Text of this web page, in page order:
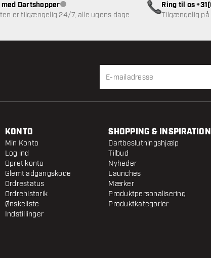
med DartshopperKundeservice ikke tilgængelig
er tilgængelig 24/7, alle ugens dage
Ring til os
Tilgængelig på
KONTO
Min Konto
Log ind
Opret konto
Glemt adgangskode
Ordrestatus
Ordrehistorik
Ønskeliste
Indstillinger
SHOPPING & INSPIRATION
Dartbeslutningshjælp
Tilbud
Nyheder
Launches
Mærker
Produktpersonalisering
Produktkategorier